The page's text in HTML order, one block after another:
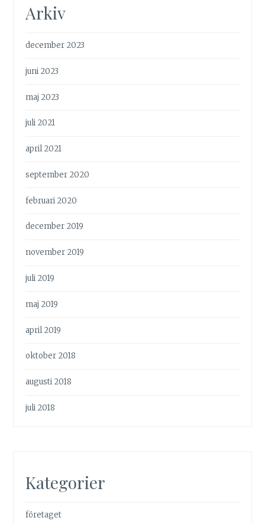
Arkiv
december 2023
juni 2023
maj 2023
juli 2021
april 2021
september 2020
februari 2020
december 2019
november 2019
juli 2019
maj 2019
april 2019
oktober 2018
augusti 2018
juli 2018
Kategorier
företaget